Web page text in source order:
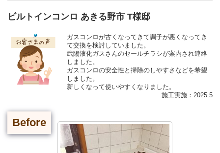
ビルトインコンロ あきる野市 T様邸
ガスコンロが古くなってきて調子が悪くなってき
て交換を検討していました。
武陽液化ガスさんのセールチラシが案内され連絡
しました。
ガスコンロの安全性と掃除のしやすさなどを希望
しました。
新しくなって使いやすくなりました。
施工実施：2025.5
Before